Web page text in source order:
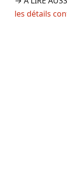
les détails